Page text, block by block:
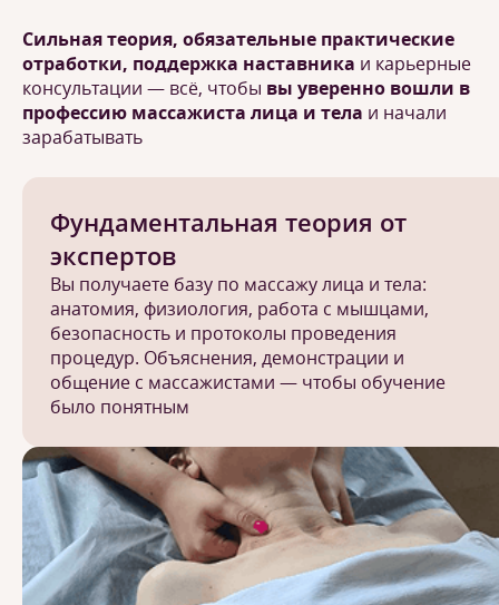
Сильная теория, обязательные практические
отработки, поддержка наставника и карьерные
консультации — всё, чтобы вы уверенно вошли в
профессию массажиста лица и тела и начали
зарабатывать
Фундаментальная теория от
экспертов
Вы получаете базу по массажу лица и тела:
анатомия, физиология, работа с мышцами,
безопасность и протоколы проведения
процедур. Объяснения, демонстрации и
общение с массажистами — чтобы обучение
было понятным